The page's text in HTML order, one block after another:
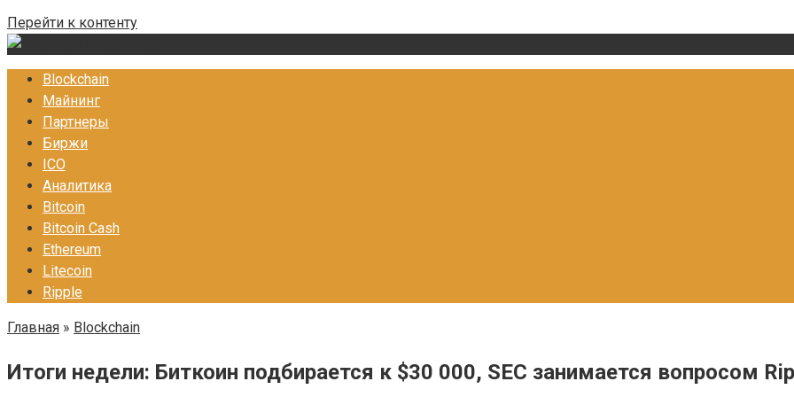
Перейти к контенту
Blockchain
Майнинг
Партнеры
Биржи
ICO
Аналитика
Bitcoin
Bitcoin Cash
Ethereum
Litecoin
Ripple
Главная » Blockchain
Итоги недели: Биткоин подбирается к $30 000, SEC занимается вопросом